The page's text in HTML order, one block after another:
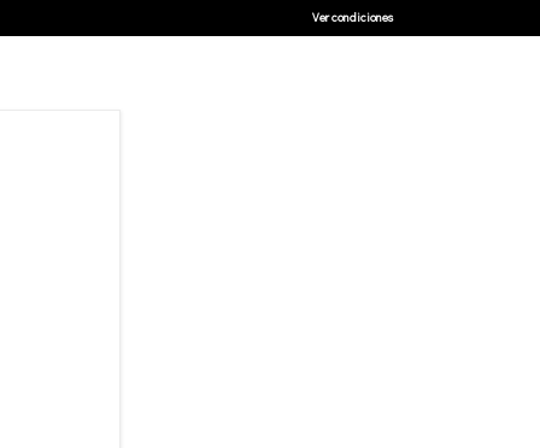
Ver condiciones